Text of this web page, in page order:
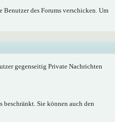
Benutzer des Forums verschicken. Um
gegenseitig Private Nachrichten
Sie können auch den